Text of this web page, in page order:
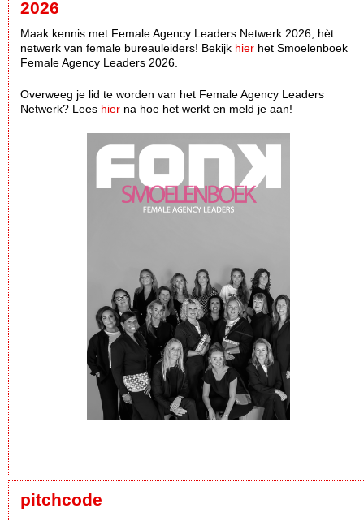
2026
Maak kennis met Female Agency Leaders Netwerk 2026, hèt
netwerk van female bureauleiders! Bekijk hier het Smoelenboek
Female Agency Leaders 2026.
Overweeg je lid te worden van het Female Agency Leaders
Netwerk? Lees hier na hoe het werkt en meld je aan!
pitchcode